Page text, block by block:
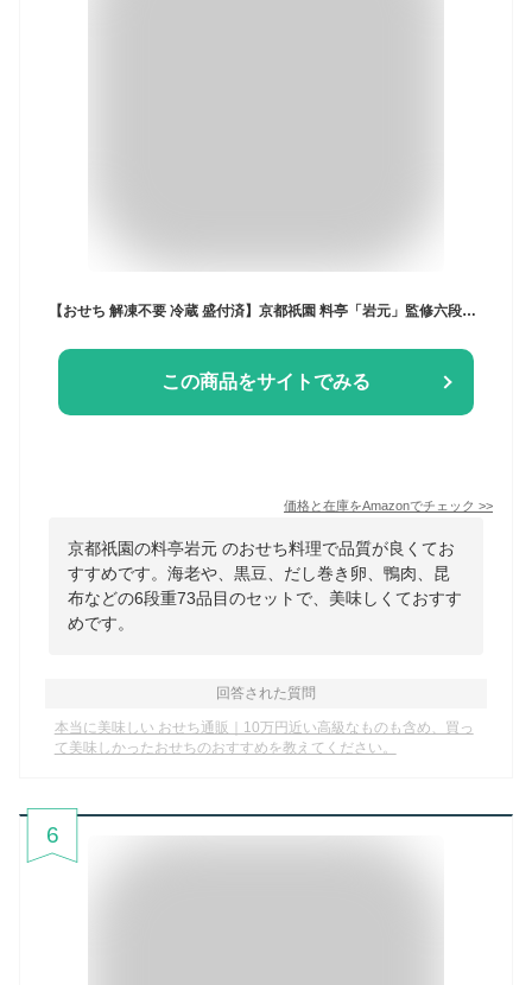
【おせち 解凍不要 冷蔵 盛付済】京都祇園 料亭「岩元」監修六段重 極 桜大福付き [六段重 73品目 約7～8人前] 12/30日お届け
この商品をサイトでみる
価格と在庫をAmazonでチェック >>
京都祇園の料亭岩元 のおせち料理で品質が良くてお
すすめです。海老や、黒豆、だし巻き卵、鴨肉、昆
布などの6段重73品目のセットで、美味しくておすす
めです。
回答された質問
本当に美味しい おせち通販｜10万円近い高級なものも含め、買っ
て美味しかったおせちのおすすめを教えてください。
6